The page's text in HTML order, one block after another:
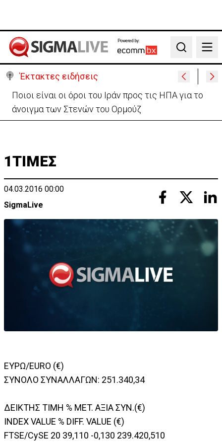
Powered by:
Search
Έκτακτες ειδήσεις
Υψηλές οι θερμοκρασίες με αυξημένη υγρασία
-«Στα παράλια είναι δύσκολα»
1ΤΙΜΕΣ
04.03.2016 00:00
SigmaLive
ΕΥΡΩ/EURO (€)
ΣΥΝΟΛΟ ΣΥΝΑΛΛΑΓΩΝ: 251.340,34
ΔΕΙΚΤΗΣ TIMH % MET. ΑΞΙΑ ΣΥΝ.(€)
INDEX VALUE % DIFF. VALUE (€)
FTSE/CySE 20 39,110 -0,130 239.420,510